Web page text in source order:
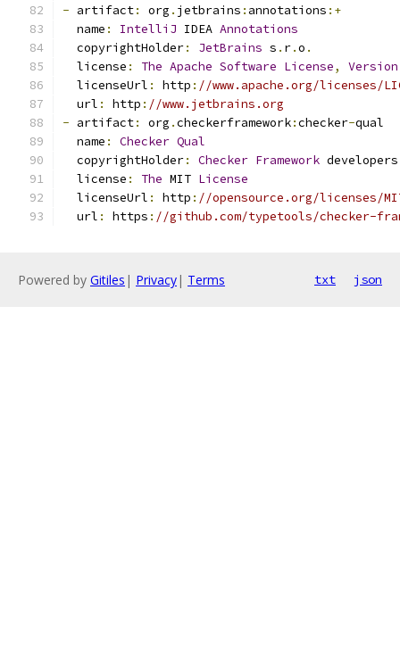
- artifact: org . jetbrains : annotations :+
  name
: IntelliJ IDEA Annotations
  copyrightHolder
: JetBrains s . r.o .
  license
: The Apache Software License,
Version
  licenseUrl
: http : //www.apache.org/licenses/
  url
: http : //www.jetbrains.org
- artifact: org .checkerframework:checker-qual
  name
: Checker Qual
  copyrightHolder
: Checker Framework developers
  license
: The MIT License
  licenseUrl
: http : //opensource.org/licenses/
  url
: https : //github.com/typetools/checker-
Powered by Gitiles | Privacy| Terms txt json